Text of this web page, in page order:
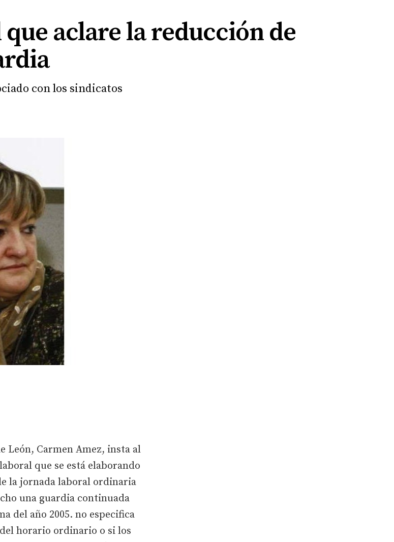
que aclare la reducción de
con los sindicatos
León, Carmen Amez, insta al
que se está elaborando
la jornada laboral ordinaria
una guardia continuada
del año 2005. no especifica
horario ordinario o si los